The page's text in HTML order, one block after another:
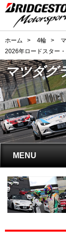
ホーム > 4輪 >
2026年ロードスター
マツダグ
MENU
トップ
マツダグラス
レポート